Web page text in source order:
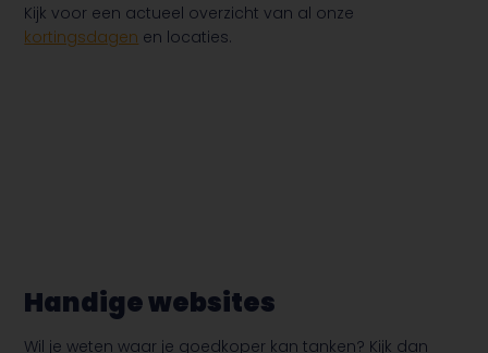
Kijk voor een actueel overzicht van al onze
kortingsdagen en locaties.
Handige websites
Wil je weten waar je goedkoper kan tanken? Kijk dan